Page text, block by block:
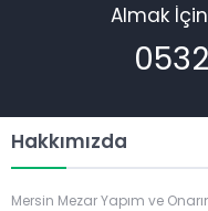
Almak İçin
Hakkımızda
Mersin Mezar Yapım ve